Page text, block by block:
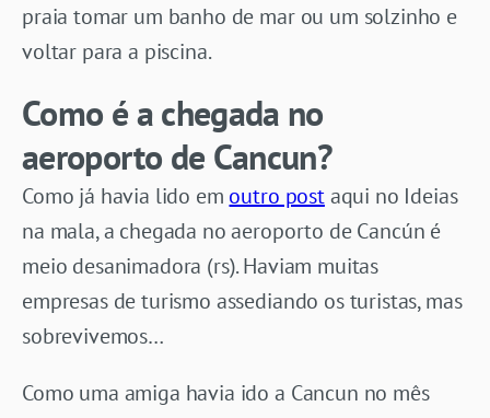
praia tomar um banho de mar ou um solzinho e
voltar para a piscina.
Como é a chegada no
aeroporto de Cancun?
Como já havia lido em outro postaqui no Ideias
na mala, a chegada no aeroporto de Cancún é
meio desanimadora (rs). Haviam muitas
empresas de turismo assediando os turistas, mas
sobrevivemos…
Como uma amiga havia ido a Cancun no mês